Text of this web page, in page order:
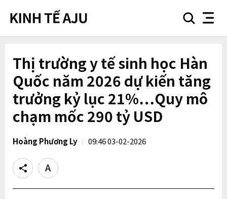
searchnav
Thị trường y tế sinh học Hàn
Quốc năm 2026 dự kiến tăng
trưởng kỷ lục 21%…Quy mô
chạm mốc 290 tỷ USD
Hoàng Phương Ly 09:46 03-02-2026
Share
Text
size